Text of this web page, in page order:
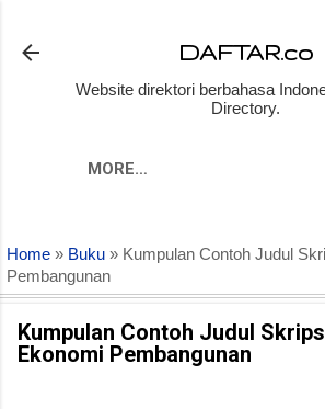
DAFTAR.co
Website direktori berbahasa
Directory.
MORE…
Home » Buku » Kumpulan Contoh Judul
Pembangunan
Kumpulan Contoh Judul
Ekonomi Pembangunan